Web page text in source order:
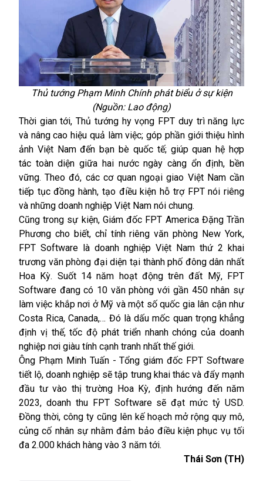
Thủ tướng Phạm Minh Chính phát biểu ở sự kiện
(Nguồn: Lao động)
Thời gian tới, Thủ tướng hy vọng FPT duy trì năng lực
và nâng cao hiệu quả làm việc; góp phần giới thiệu hình
ảnh Việt Nam đến bạn bè quốc tế; giúp quan hệ hợp
tác toàn diện giữa hai nước ngày càng ổn định, bền
vững. Theo đó, các cơ quan ngoại giao Việt Nam cần
tiếp tục đồng hành, tạo điều kiện hỗ trợ FPT nói riêng
và những doanh nghiệp Việt Nam nói chung.
Cũng trong sự kiện, Giám đốc FPT America Đặng Trần
Phương cho biết, chỉ tính riêng văn phòng New York,
FPT Software là doanh nghiệp Việt Nam thứ 2 khai
trương văn phòng đại diện tại thành phố đông dân nhất
Hoa Kỳ. Suốt 14 năm hoạt động trên đất Mỹ, FPT
Software đang có 10 văn phòng với gần 450 nhân sự
làm việc khắp nơi ở Mỹ và một số quốc gia lân cận như
Costa Rica,Canada,… Đó là dấu mốc quan trọng khẳng
định vị thế, tốc độ phát triển nhanh chóng của doanh
nghiệp nơi giàu tính cạnh tranh nhất thế giới.
Ông Phạm Minh Tuấn - Tổng giám đốc FPT Software
tiết lộ, doanh nghiệp sẽ tập trung khai thác và đẩy mạnh
đầu tư vào thị trường Hoa Kỳ, định hướng đến năm
2023, doanh thu FPT Software sẽ đạt mức tỷ USD.
Đồng thời, công ty cũng lên kế hoạch mở rộng quy mô,
củng cố nhân sự nhằm đảm bảo điều kiện phục vụ tối
đa 2.000 khách hàng vào 3 năm tới.
Thái Sơn (TH)